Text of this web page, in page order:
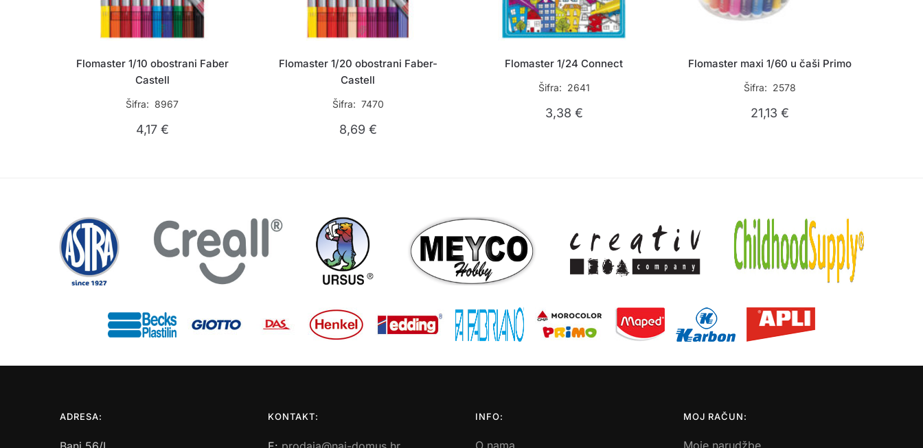
Flomaster 1/10 obostrani Faber
Castell
Šifra: 8967
4,17 €
Flomaster 1/20 obostrani Faber-
Castell
Šifra: 7470
8,69 €
Flomaster 1/24 Connect
Šifra: 2641
3,38 €
Flomaster maxi 1/60 u čaši Primo
Šifra: 2578
21,13 €
ADRESA: KONTAKT: INFO: MOJ RAČUN: